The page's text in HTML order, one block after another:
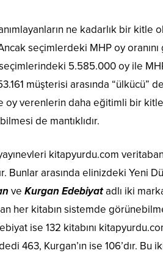
ne kadarlık bir kitle
seçimlerdeki MHP oy
5.585.000 oy ile
müşterisi arasında “ülkücü”
verenlerin daha eğitimli bir kitle
de mantıklıdır.
kitapyurdu.com
arasında elinizdeki Yeni
ve Kurgan Edebiyatadlı iki
her kitabın sistemde
ise 132 kitabını
463, Kurgan’ın ise 106’dır.